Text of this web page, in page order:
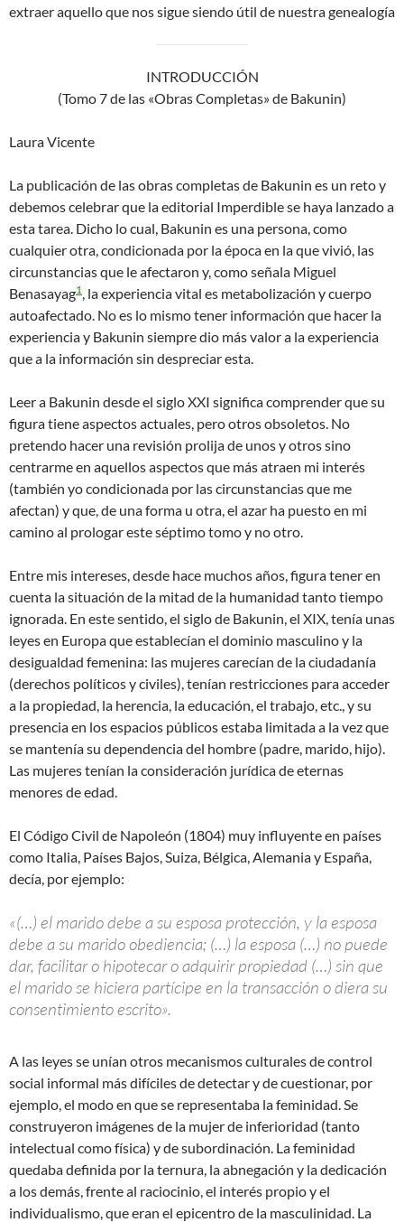
extraer aquello que nos sigue siendo útil de nuestra genealogía
INTRODUCCIÓN
(Tomo 7 de las «Obras Completas» de Bakunin)
Laura Vicente
La publicación de las obras completas de Bakunin es un reto y
debemos celebrar que la editorial Imperdible se haya lanzado a
esta tarea. Dicho lo cual, Bakunin es una persona, como
cualquier otra, condicionada por la época en la que vivió, las
circunstancias que le afectaron y, como señala Miguel
Benasayag1, la experiencia vital es metabolización y cuerpo
autoafectado. No es lo mismo tener información que hacer la
experiencia y Bakunin siempre dio más valor a la experiencia
que a la información sin despreciar esta.
Leer a Bakunin desde el siglo XXI significa comprender que su
figura tiene aspectos actuales, pero otros obsoletos. No
pretendo hacer una revisión prolija de unos y otros sino
centrarme en aquellos aspectos que más atraen mi interés
(también yo condicionada por las circunstancias que me
afectan) y que, de una forma u otra, el azar ha puesto en mi
camino al prologar este séptimo tomo y no otro.
Entre mis intereses, desde hace muchos años, figura tener en
cuenta la situación de la mitad de la humanidad tanto tiempo
ignorada. En este sentido, el siglo de Bakunin, el XIX, tenía unas
leyes en Europa que establecían el dominio masculino y la
desigualdad femenina: las mujeres carecían de la ciudadanía
(derechos políticos y civiles), tenían restricciones para acceder
a la propiedad, la herencia, la educación, el trabajo, etc., y su
presencia en los espacios públicos estaba limitada a la vez que
se mantenía su dependencia del hombre (padre, marido, hijo).
Las mujeres tenían la consideración jurídica de eternas
menores de edad.
El Código Civil de Napoleón (1804) muy influyente en países
como Italia, Países Bajos, Suiza, Bélgica, Alemania y España,
decía, por ejemplo:
«(…) el marido debe a su esposa protección, y la esposa
debe a su marido obediencia; (…) la esposa (…) no puede
dar, facilitar o hipotecar o adquirir propiedad (…) sin que
el marido se hiciera partícipe en la transacción o diera su
consentimiento escrito».
A las leyes se unían otros mecanismos culturales de control
social informal más difíciles de detectar y de cuestionar, por
ejemplo, el modo en que se representaba la feminidad. Se
construyeron imágenes de la mujer de inferioridad (tanto
intelectual como física) y de subordinación. La feminidad
quedaba definida por la ternura, la abnegación y la dedicación
a los demás, frente al raciocinio, el interés propio y el
individualismo, que eran el epicentro de la masculinidad. La